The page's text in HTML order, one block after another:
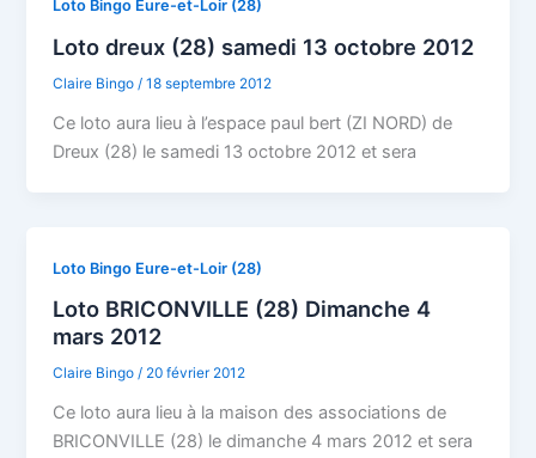
Loto Bingo Eure-et-Loir (28)
Loto dreux (28) samedi 13 octobre 2012
Claire Bingo/18 septembre 2012
Ce loto aura lieu à l’espace paul bert (ZI NORD) de
Dreux (28) le samedi 13 octobre 2012 et sera
Loto Bingo Eure-et-Loir (28)
Loto BRICONVILLE (28) Dimanche 4
mars 2012
Claire Bingo/ 20 février 2012
Ce loto aura lieu à la maison des associations de
BRICONVILLE (28) le dimanche 4 mars 2012 et sera